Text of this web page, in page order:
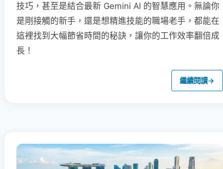
技巧，甚至是結合最新 Gemini AI 的智慧應用。無論你
是剛接觸的新手，還是想精進技能的職場老手，都能在
這裡找到大幅節省時間的秘訣，讓你的工作效率翻倍成
長！
繼續閱讀→